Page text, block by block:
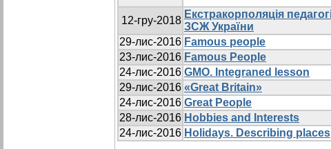
12-гру-2018
Eкстракорполяція
ЗСЖ України
29-лис-2016 Famous people
23-лис-2016 Famous People
24-лис-2016 GMO. Integraned lesson
29-лис-2016 «Great Britain»
24-лис-2016 Great People
28-лис-2016 Hobbies and Interests
24-лис-2016 Holidays. Describing places